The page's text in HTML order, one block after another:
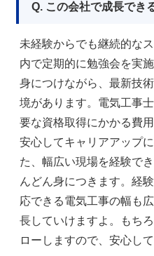
Q. この会社で成長でき
未経験からでも継続的な
内で定期的に勉強会を実
身につけながら、最新技
境があります。電気工事
要な資格取得にかかる費
安心してキャリアアップ
た、幅広い現場を経験で
んどん身につきます。経
応できる電気工事の幅も
長していけますよ。もち
ローしますので、安心して